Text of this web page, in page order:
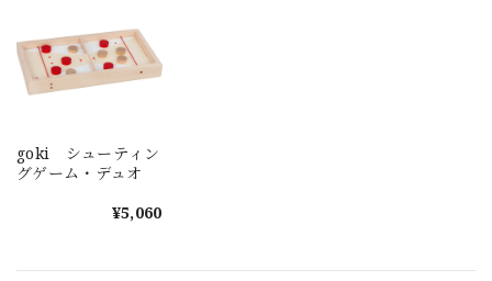
goki シューティン
グゲーム・デュオ
¥5,060